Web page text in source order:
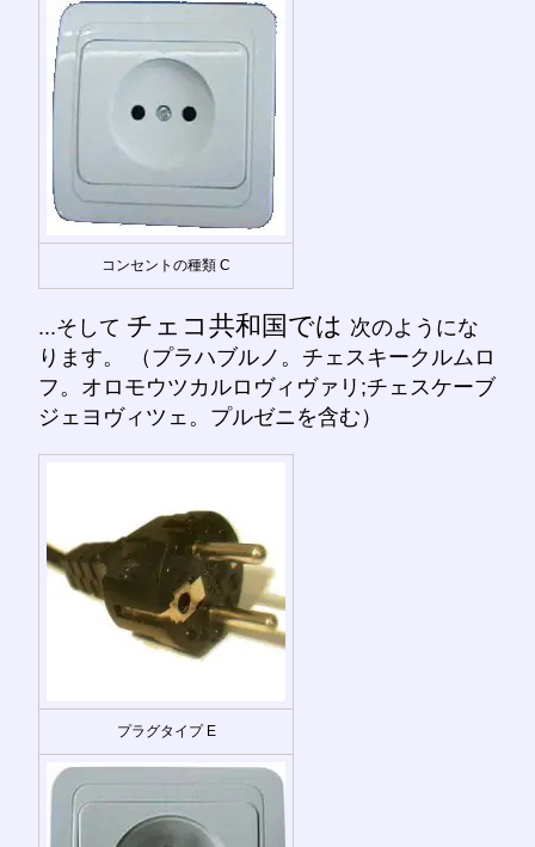
コンセントの種類 C
...そして チェコ共和国では 次のようにな
ります。 （プラハブルノ。チェスキークルムロ
フ。オロモウツカルロヴィヴァリ;チェスケーブ
ジェヨヴィツェ。プルゼニを含む）
プラグタイプ E